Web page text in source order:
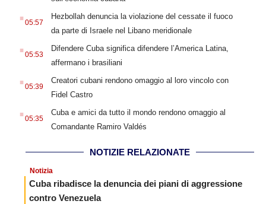
. 05:57
Hezbollah denuncia la violazione del cessate il fuoco
da parte di Israele nel Libano meridionale
. 05:53
Difendere Cuba significa difendere l’America Latina,
affermano i brasiliani
. 05:39
Creatori cubani rendono omaggio al loro vincolo con
Fidel Castro
. 05:35
Cuba e amici da tutto il mondo rendono omaggio al
Comandante Ramiro Valdés
NOTIZIE RELAZIONATE
Notizia
Cuba ribadisce la denuncia dei piani di aggressione
contro Venezuela